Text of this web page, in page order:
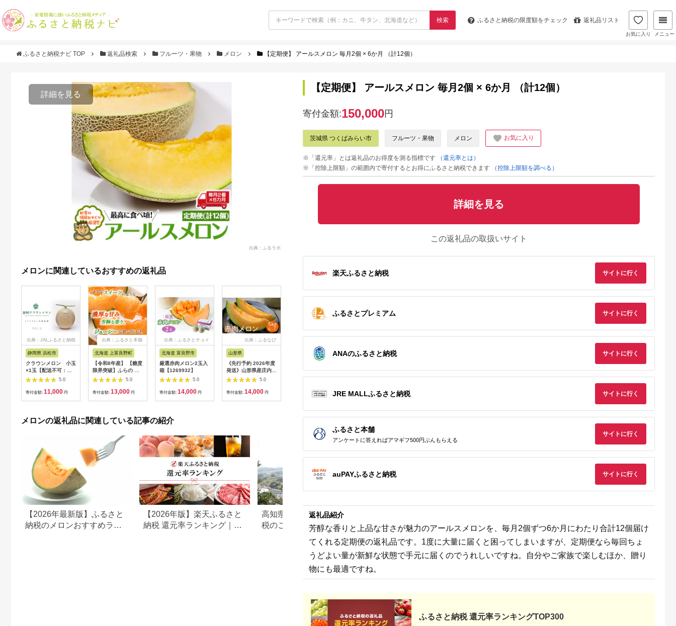
検索 ふるさと納税の限度額をチェック 返礼品リスト
お気に入り メニュー
ふるさと納税ナビ TOP 返礼品検索 フルーツ・果物 メロン 【定期便】 アールスメロン 毎月2個 × 6か月 （計12個）
詳細を見る
出典：ふるラボ
メロンに関連しているおすすめの返礼品
出典：JALふるさと納税
静岡県 浜松市
クラウンメロン 小玉
×1玉【配送不可：離
島】
5.0
寄付金額: 11,000 円
出典：ふるさと本舗
北海道 上富良野町
【令和8年産】 【糖度
限界突破】ふらの 赤
肉メロン Lサイズ（約
1.7kg/玉）2玉 北海道
富良野 上富良野町 ふ
5.0
寄付金額: 13,000 円
出典：ふるさとチョイ
北海道 富良野市
厳選赤肉メロン2玉入
箱【1269932】
5.0
寄付金額: 14,000 円
出典：ふるなび
山形県
《先行予約 2026年度
発送》山形県産庄内メ
ロン5kg【赤肉メロ
ン】4L～2Lサイズ 赤
肉メロン メロン 赤肉
5.0
寄付金額: 14,000 円
長崎県 島原市
生産者がじっくり丁寧
に育てた マスクメロ
10,000 円
北海道 富良野市
受付】 ふらのメロン
赤肉 秀大2玉［1玉
富良野メロン 赤肉 め
ろん 北海道 甘い 大き
寄付金額:17,000円
海道 富良野産 赤肉メ
ロン 1玉 1.6kg以上
数量限定！鹿児島県産
南国グリーンメロン(2
島県産【松永青果】
【ふるさと納税】【毎
月定期便】クラウンメ
ロン(白等級)中玉1
玉・3ヵ月毎月お届け
全3回【配送不可地
域：離島・北海道・沖
縄県】【4003097】
円
北海道 中富良野町
【ふるさと納税】
【2026年発送】【中
富良野町】寺坂メロ
ン 4玉入り（赤肉特
大）
寄付金額:
メロンの返礼品に関連している記事の紹介
【2026年最新版】ふるさと
納税のメロンおすすめラン
【2026年版】楽天ふるさと
納税 還元率ランキング｜高
高知県香南市のふるさと納
税のご紹介
税のご紹介
【定期便】 アールスメロン 毎月2個 × 6か月 （計12個）
寄付金額:150,000円
茨城県 つくばみらい市 フルーツ・果物 メロン お気に入り
※「還元率」とは返礼品のお得度を測る指標です
（還元率とは）
※「控除上限額」の範囲内で寄付するとお得にふるさと納税できます
（控除上限額を調べる）
詳細を見る
この返礼品の取扱いサイト
楽天ふるさと納税 サイトに行く
ふるさとプレミアム サイトに行く
ANAのふるさと納税 サイトに行く
JRE MALLふるさと納税 サイトに行く
ふるさと本舗
アンケートに答えればアマギフ500円ぶんもらえる
サイトに行く
auPAYふるさと納税 サイトに行く
返礼品紹介
芳醇な香りと上品な甘さが魅力のアールスメロンを、毎月2個ずつ6か月にわたり合計12個届け
てくれる定期便の返礼品です。1度に大量に届くと困ってしまいますが、定期便なら毎回ちょ
うどよい量が新鮮な状態で手元に届くのでうれしいですね。自分やご家族で楽しむほか、贈り
物にも最適ですね。
ふるさと納税 還元率ランキングTOP300